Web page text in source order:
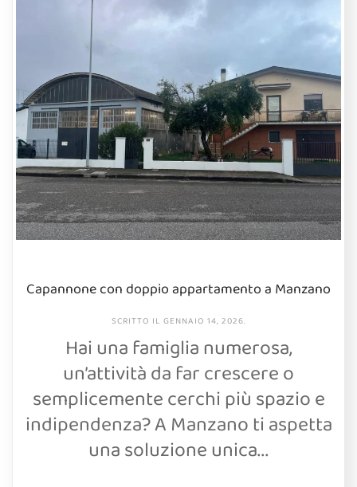
Capannone con doppio appartamento a Manzano
SCRITTO IL GENNAIO 14, 2026.
Hai una famiglia numerosa,
un’attività da far crescere o
semplicemente cerchi più spazio e
indipendenza? A Manzano ti aspetta
una soluzione unica...